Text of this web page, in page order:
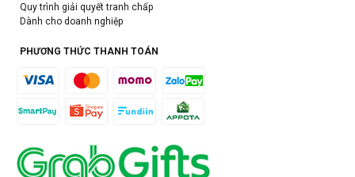
Quy trình giải quyết tranh chấp
Dành cho doanh nghiệp
PHƯƠNG THỨC THANH TOÁN